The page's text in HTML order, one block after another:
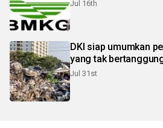
Jul 16th
DKI siap umumkan
yang tak
Jul 31st